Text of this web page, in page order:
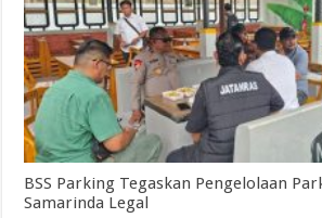
BSS Parking Tegaskan Pengelolaan
Samarinda Legal